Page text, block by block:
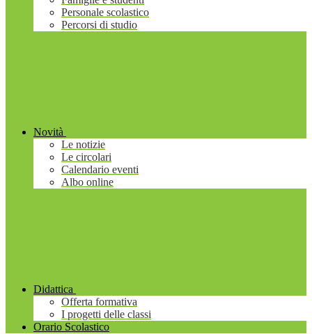
Personale scolastico
Percorsi di studio
Novità
Le notizie
Le circolari
Calendario eventi
Albo online
Didattica
Offerta formativa
I progetti delle classi
Orario Scolastico